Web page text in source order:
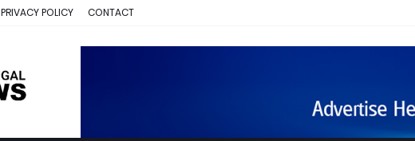
PRIVACY POLICY CONTACT